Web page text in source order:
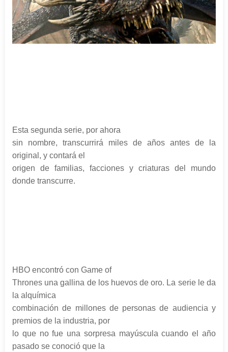
Esta segunda serie, por ahora
sin nombre, transcurrirá miles de años antes de la
original, y contará el
origen de familias, facciones y criaturas del mundo
donde transcurre.
HBO encontró con Game of
Thrones una gallina de los huevos de oro. La serie le da
la alquímica
combinación de millones de personas de audiencia y
premios de la industria, por
lo que no fue una sorpresa mayúscula cuando el año
pasado se conoció que la